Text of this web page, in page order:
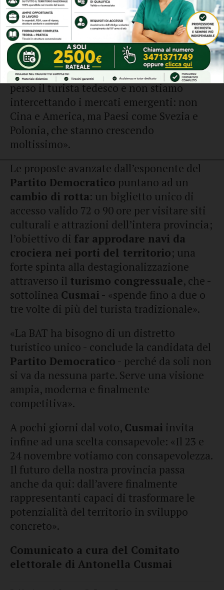
media dei visitatori, ferma a soltanto due
notti a fronte di una media nazionale di
circa tre giorni e mezzo. «Perché? Perché il
nostro territorionon è percepito come
una meta, ma come un punto di
passaggio tra Gargano e Salento. Abbiamo
perso il turista tedesco e non stiamo
intercettando i mercati emergenti: non
Cina e America, ma Paesi come Svezia e
Polonia, che stanno crescendo
moltissimo».
Le proposte avanzate dall’esponente del
Partito Democratico puntano ad un
cambio di rotta: un biglietto unico di
accesso valido 72 o 90 ore per visitare siti
culturali e attrazioni dell’intera provincia;
l’obiettivo di far approdare navi da
crociera nei porti del territorio; una
forte spinta alla destagionalizzazione
attraverso il turismo congressuale, che -
sottolinea Cusmai - «spende fino a due o
tre volte di più del turista tradizionale».
«La BAT ha bisogno di un distretto
turistico unico - conclude la candidata del
Partito Democratico - perché da soli non
si va da nessuna parte. Serve una visione
ampia, moderna e finalmente
competitiva».
A pochi giorni dal voto, Cusmai invita
infine ad una scelta consapevole: «Il 23 e
24 novembre votiamo con consapevolezza.
Il futuro della nostra provincia passa
anche da qui: dall’avere finalmente
rappresentanti capaci di trasformare le
potenzialità del territorio in sviluppo
concreto».
Comunicato a cura del Comitato
elettorale di Antonella Cusmai